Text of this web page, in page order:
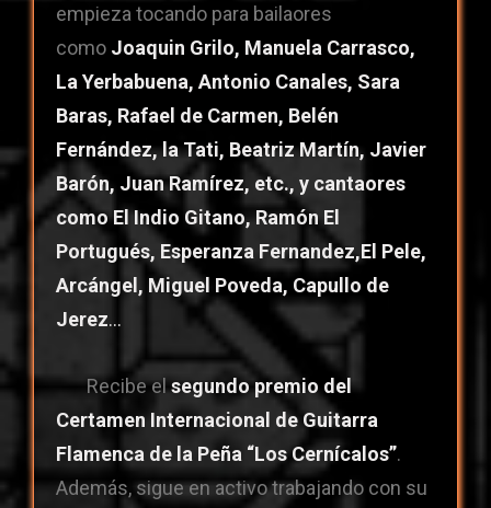
empieza tocando para bailaores
como Joaquin Grilo, Manuela Carrasco,
La Yerbabuena, Antonio Canales, Sara
Baras, Rafael de Carmen, Belén
Fernández, la Tati, Beatriz Martín, Javier
Barón, Juan Ramírez, etc., y cantaores
como El Indio Gitano, Ramón El
Portugués, Esperanza Fernandez,El Pele,
Arcángel, Miguel Poveda, Capullo de
Jerez…
Recibe elsegundo premio del
Certamen Internacional de Guitarra
Flamenca de la Peña “Los Cernícalos”.
Además, sigue en activo trabajando con su